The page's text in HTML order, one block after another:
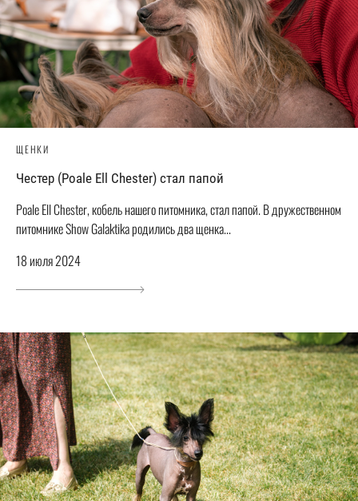
ЩЕНКИ
Честер (Poale Ell Chester) стал папой
Poale Ell Chester, кобель нашего питомника, стал папой. В дружественном
питомнике Show Galaktika родились два щенка...
18 июля 2024